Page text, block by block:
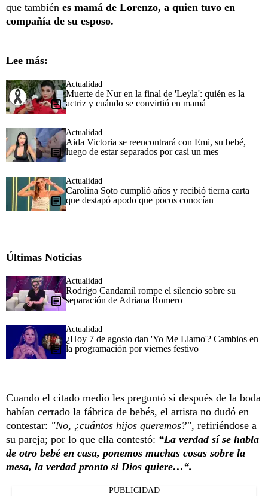
que también es mamá de Lorenzo, a quien tuvo en
compañía de su esposo.
Lee más:
Actualidad
Muerte de Nur en la final de 'Leyla': quién es la
actriz y cuándo se convirtió en mamá
Actualidad
Aida Victoria se reencontrará con Emi, su bebé,
luego de estar separados por casi un mes
Actualidad
Carolina Soto cumplió años y recibió tierna carta
que destapó apodo que pocos conocían
Últimas Noticias
Actualidad
Rodrigo Candamil rompe el silencio sobre su
separación de Adriana Romero
Actualidad
¿Hoy 7 de agosto dan 'Yo Me Llamo'? Cambios en
la programación por viernes festivo
Cuando el citado medio les preguntó si después de la boda
habían cerrado la fábrica de bebés, el artista no dudó en
contestar: "No, ¿cuántos hijos queremos?", refiriéndose a
su pareja; por lo que ella contestó: “La verdad sí se habla
de otro bebé en casa, ponemos muchas cosas sobre la
mesa, la verdad pronto si Dios quiere…“.
PUBLICIDAD